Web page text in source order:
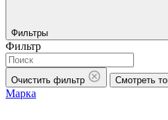
Фильтры
Фильтр
Очистить фильтр Смотреть
Марка